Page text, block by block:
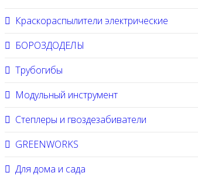
Краскораспылители электрические
БОРОЗДОДЕЛЫ
Трубогибы
Модульный инструмент
Степлеры и гвоздезабиватели
GREENWORKS
Для дома и сада